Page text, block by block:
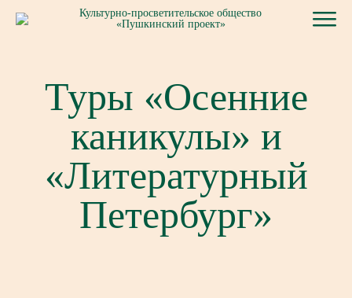
Культурно-просветительское общество
«Пушкинский проект»
Туры «Осенние
каникулы» и
«Литературный
Петербург»